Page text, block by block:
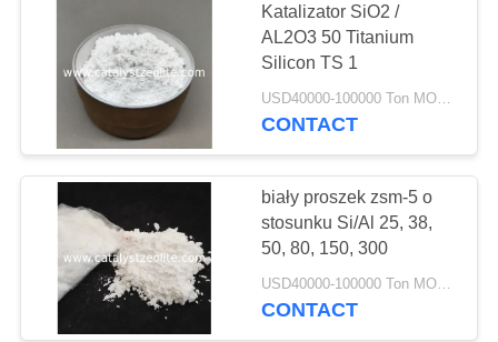
Katalizator SiO2 /
AL2O3 50 Titanium
Silicon TS 1
CONTACT
biały proszek zsm-5 o
stosunku Si/Al 25, 38,
50, 80, 150, 300
USD40000-100000 Ton MOQ:1 KG
CONTACT